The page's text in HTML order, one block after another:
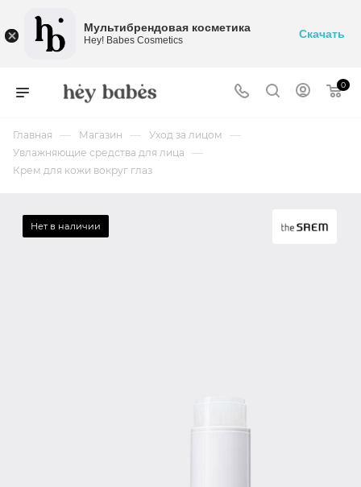
0
Главная — Магазин — Уход за лицом —
Увлажняющие средства для лица —
Крем для кожи вокруг глаз
Нет в наличии
Мультибрендовая косметика
Hey! Babes Cosmetics Скачать